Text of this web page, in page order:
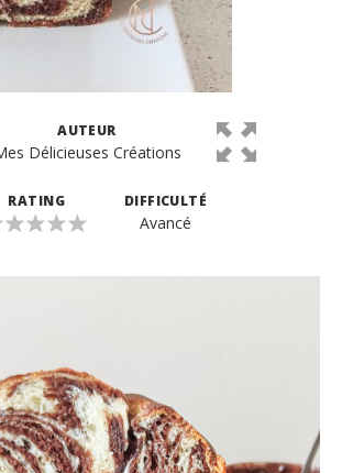
AUTEUR
Délicieuses Créations
RATING DIFFICULTÉ
Avancé